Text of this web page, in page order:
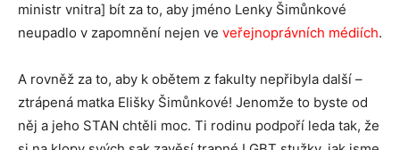
ministr vnitra] bít za to, aby jméno Lenky Šimůnkové
neupadlo v zapomnění nejen ve veřejnoprávních médiích.
A rovněž za to, aby k obětem z fakulty nepřibyla další –
ztrápená matka Elišky Šimůnkové! Jenomže to byste od
něj a jeho STAN chtěli moc. Ti rodinu podpoří leda tak, že